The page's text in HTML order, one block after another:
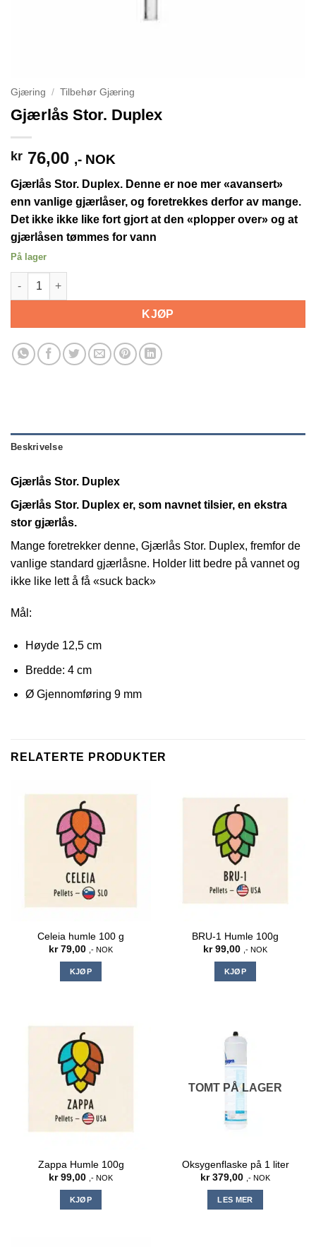
Gjæring / Tilbehør Gjæring
Gjærlås Stor. Duplex
kr 76,00 ,- NOK
Gjærlås Stor. Duplex. Denne er noe mer «avansert»
enn vanlige gjærlåser, og foretrekkes derfor av mange.
Det ikke ikke like fort gjort at den «plopper over» og at
gjærlåsen tømmes for vann
På lager
Gjærlås Stor. Duplex antall
KJØP
Beskrivelse
Gjærlås Stor. Duplex
Gjærlås Stor. Duplex er, som navnet tilsier, en ekstra
stor gjærlås.
Mange foretrekker denne, Gjærlås Stor. Duplex, fremfor de
vanlige standard gjærlåsne. Holder litt bedre på vannet og
ikke like lett å få «suck back»
Mål:
Høyde 12,5 cm
Bredde: 4 cm
Ø Gjennomføring 9 mm
RELATERTE PRODUKTER
Celeia humle 100 g
kr79,00 ,- NOK
KJØP
BRU-1 Humle 100g
kr99,00 ,- NOK
KJØP
Zappa Humle 100g
kr99,00 ,- NOK
KJØP
TOMT PÅ LAGER
Oksygenflaske på 1 liter
kr379,00 ,- NOK
LES MER